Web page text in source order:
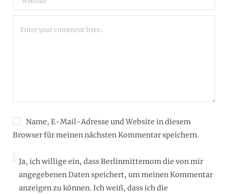
Name, E-Mail-Adresse und Website in diesem
Browser für meinen nächsten Kommentar speichern.
Ja, ich willige ein, dass Berlinmittemom die von mir
angegebenen Daten speichert, um meinen Kommentar
anzeigen zu können. Ich weiß, dass ich die